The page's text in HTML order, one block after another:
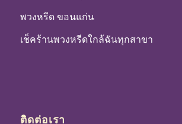
พวงหรีด ขอนแก่น
เช็คร้านพวงหรีดใกล้ฉันทุกสาขา
ติดต่อเรา